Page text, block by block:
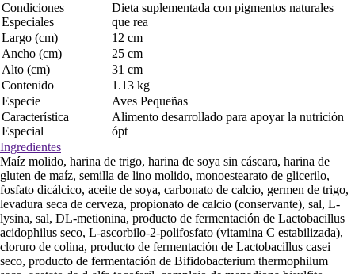
Condiciones
Especiales
Dieta suplementada con pigmentos naturales
que rea
Largo (cm)
12 cm
Ancho (cm)
25 cm
Alto (cm)
31 cm
Contenido
1.13 kg
Especie
Aves Pequeñas
Característica
Especial
Alimento desarrollado para apoyar la nutrición
ópt
Ingredientes
Maíz molido, harina de trigo, harina de soya sin cáscara, harina de
gluten de maíz, semilla de lino molido, monoestearato de glicerilo,
fosfato dicálcico, aceite de soya, carbonato de calcio, germen de trigo,
levadura seca de cerveza, propionato de calcio (conservante), sal, L-
lysina, sal, DL-metionina, producto de fermentación de Lactobacillus
acidophilus seco, L-ascorbilo-2-polifosfato (vitamina C estabilizada),
cloruro de colina, producto de fermentación de Lactobacillus casei
seco, producto de fermentación de Bifidobacterium thermophilum